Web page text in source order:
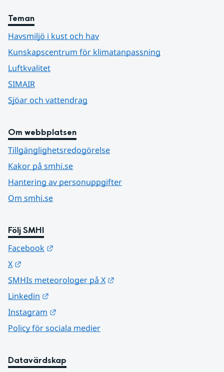
Teman
Havsmiljö i kust och hav
Kunskapscentrum för klimatanpassning
Luftkvalitet
SIMAIR
Sjöar och vattendrag
Om webbplatsen
Tillgänglighetsredogörelse
Kakor på smhi.se
Hantering av personuppgifter
Om smhi.se
Följ SMHI
Facebook
X
SMHIs meteorologer på X
Linkedin
Instagram
Policy för sociala medier
Datavärdskap